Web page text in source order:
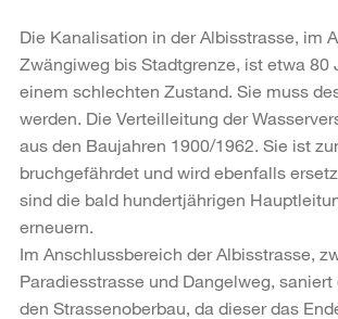
Die Kanalisation in der Albisstrasse, im
Zwängiweg bis Stadtgrenze, ist etwa 80
einem schlechten Zustand. Sie muss
werden. Die Verteilleitung der
aus den Baujahren 1900/1962. Sie ist
bruchgefährdet und wird ebenfalls
sind die bald hundertjährigen
erneuern.
Im Anschlussbereich der Albisstrasse,
Paradiesstrasse und Dangelweg,
den Strassenoberbau, da dieser das